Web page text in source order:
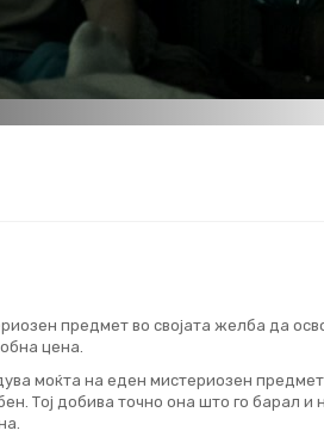
предмет во својата желба да
цена.
моќта на еден мистериозен
Тој добива точно она што го барал и